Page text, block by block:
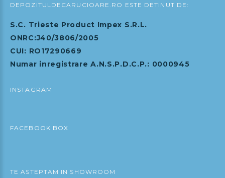
DEPOZITULDECARUCIOARE.RO ESTE DETINUT DE:
S.C. Trieste Product Impex S.R.L.
ONRC:J40/3806/2005
CUI: RO17290669
Numar inregistrare A.N.S.P.D.C.P.: 0000945
INSTAGRAM
FACEBOOK BOX
TE ASTEPTAM IN SHOWROOM